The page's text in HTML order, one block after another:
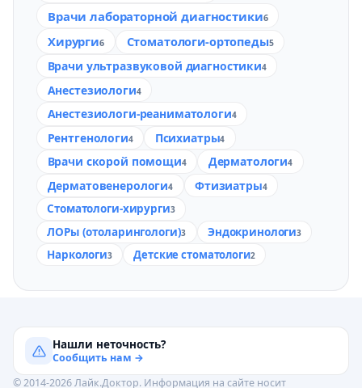
Врачи лабораторной диагностики6
Хирурги6 Стоматологи-ортопеды5
Врачи ультразвуковой диагностики4
Анестезиологи4
Анестезиологи-реаниматологи4
Рентгенологи4 Психиатры4
Врачи скорой помощи4 Дерматологи4
Дерматовенерологи4 Фтизиатры4
Стоматологи-хирурги3
ЛОРы (отоларингологи)3 Эндокринологи3
Наркологи3 Детские стоматологи2
Нашли неточность?
Сообщить нам →
© 2014-2026 Лайк.Доктор. Информация на сайте носит